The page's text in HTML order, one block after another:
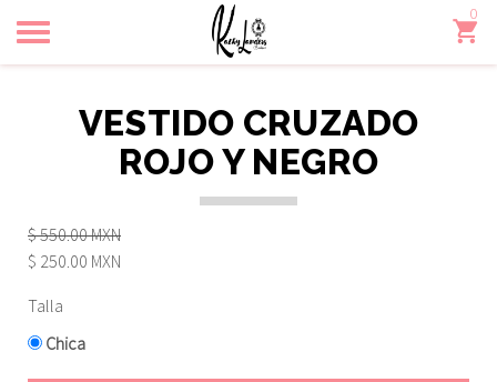
Toggle
navigation
0
VESTIDO CRUZADO
ROJO Y NEGRO
$ 550.00 MXN
$ 250.00 MXN
Talla
Chica